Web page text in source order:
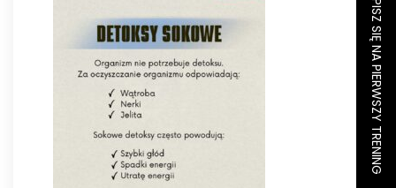
ZAPISZ SIĘ NA PIERWSZY TRENING